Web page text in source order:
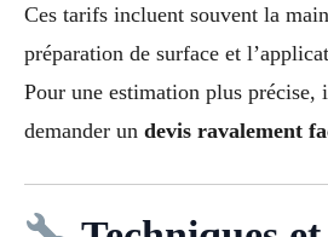
Ces tarifs incluent souvent la
préparation de surface et
Pour une estimation plus précise,
demander un devis ravalement